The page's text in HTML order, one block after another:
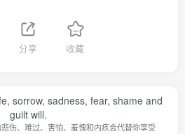
分享 收藏
sorrow, sadness, fear, shame and
guilt will.
伤、难过、害怕、羞愧和内疚会代替你享受